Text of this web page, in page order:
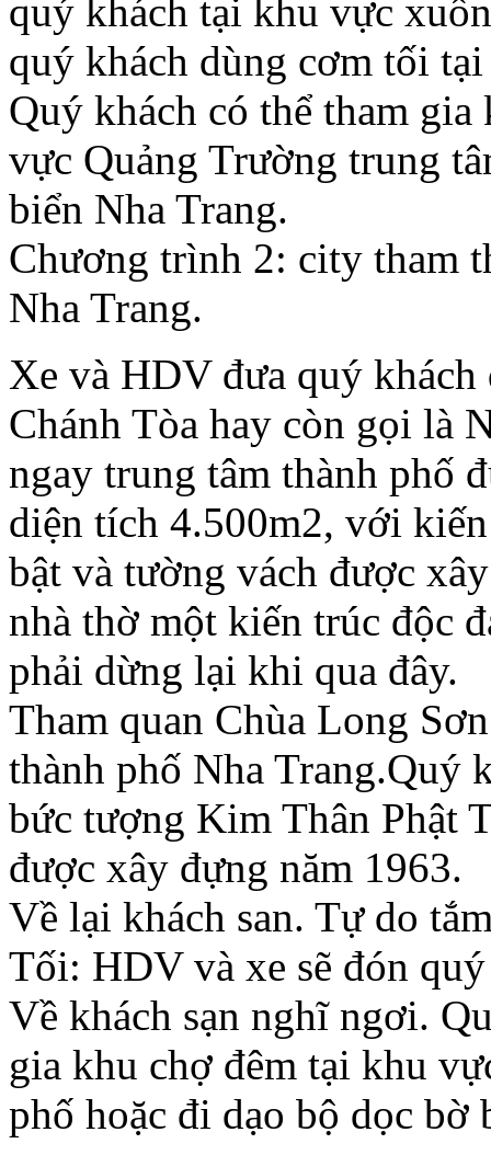
quý khách tại khu vực
quý khách dùng cơm tối
Quý khách có thể tham
vực Quảng Trường trung
biển Nha Trang.
Chương trình 2: city tham
Nha Trang.
Xe và HDV đưa quý
Chánh Tòa hay còn gọi là
ngay trung tâm thành phố
diện tích 4.500m2, với
bật và tường vách được
nhà thờ một kiến trúc độc
phải dừng lại khi qua đây.
Tham quan Chùa Long
thành phố Nha Trang.Quý
bức tượng Kim Thân Phật
được xây đựng năm 1963.
Về lại khách san. Tự do
Tối: HDV và xe sẽ đón
Về khách sạn nghĩ ngơi.
gia khu chợ đêm tại khu
phố hoặc đi dạo bộ dọc bờ